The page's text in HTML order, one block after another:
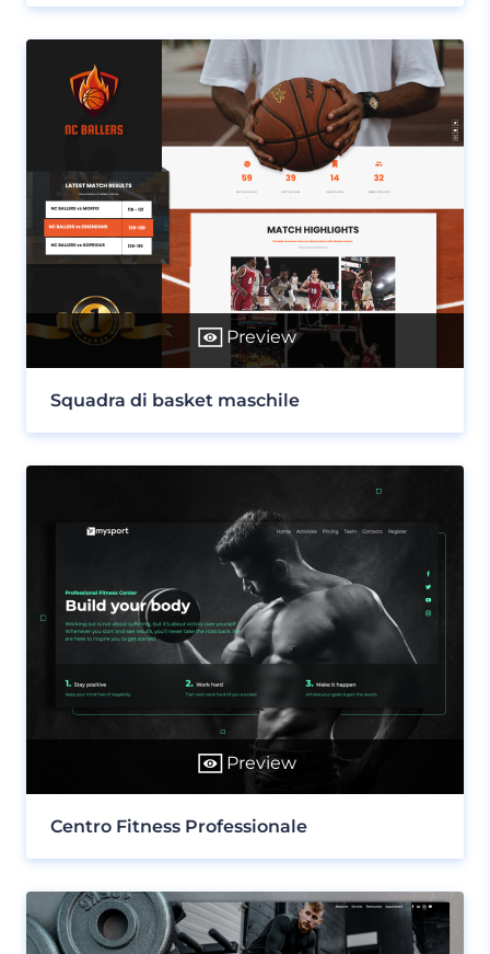
Preview
Squadra di basket maschile
Preview
Centro Fitness Professionale